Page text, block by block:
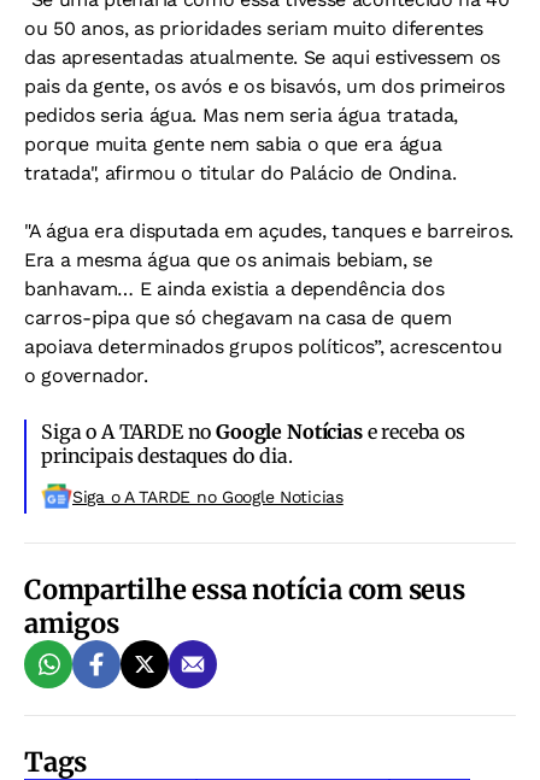
ou 50 anos, as prioridades seriam muito diferentes
das apresentadas atualmente. Se aqui estivessem os
pais da gente, os avós e os bisavós, um dos primeiros
pedidos seria água. Mas nem seria água tratada,
porque muita gente nem sabia o que era água
tratada", afirmou o titular do Palácio de Ondina.
"A água era disputada em açudes, tanques e barreiros.
Era a mesma água que os animais bebiam, se
banhavam… E ainda existia a dependência dos
carros-pipa que só chegavam na casa de quem
apoiava determinados grupos políticos”, acrescentou
o governador.
Siga o A TARDE noGoogle Notíciase receba os
principais destaques do dia.
Siga o A TARDE no Google Noticias
Compartilhe essa notícia com seus
amigos
Tags